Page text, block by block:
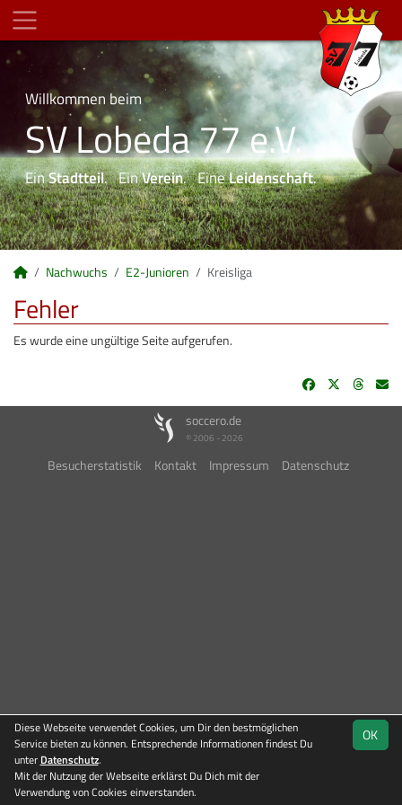
Willkommen beim
SV Lobeda 77 e.V.
EinStadtteil. EinVerein. EineLeidenschaft.
Nachwuchs E2-Junioren Kreisliga
Team
Fehler
Es wurde eine ungültige Seite aufgerufen.
soccero.de
© 2006 - 2026
Besucherstatistik Kontakt Impressum Datenschutz
OK
Diese Webseite verwendet Cookies, um Dir den bestmöglichen
Service bieten zu können. Entsprechende Informationen findest Du
unter Datenschutz.
Mit der Nutzung der Webseite erklärst Du Dich mit der
Verwendung von Cookies einverstanden.